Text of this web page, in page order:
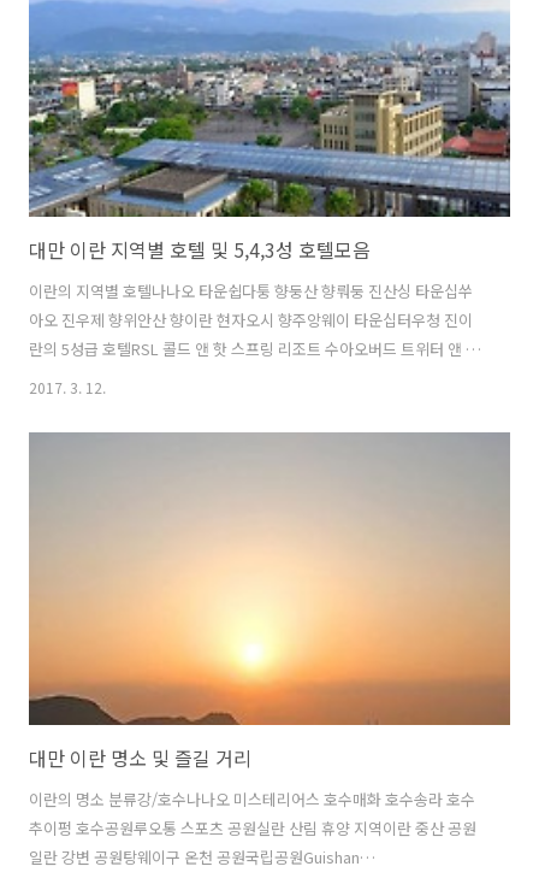
트 게이트헝춘 올드타운 이스트 게이트호우비후바(Bar)Moon 16 Bar박
물관/미술관국립 박물관 마린 바이올로지 앤 아쿠아리움병원/의료시설
Heng Chun Christian Ho..
대만 이란 지역별 호텔 및 5,4,3성 호텔모음
이란의 지역별 호텔나나오 타운쉽다퉁 향둥산 향뤄둥 진산싱 타운십쑤
아오 진우제 향위안산 향이란 현자오시 향주앙웨이 타운십터우청 진이
란의 5성급 호텔RSL 콜드 앤 핫 스프링 리조트 수아오버드 트위터 앤 프
래그런스 오브 플라워실크 플레이스 이랜에버그린 리조트 호텔 자오시
House Riverside B&B구안 시앙 센추리더 월든더블X 비앤비리조트 원
2017. 3. 12.
대만 이란 명소 및 즐길 거리
이란의 명소 분류강/호수나나오 미스테리어스 호수매화 호수송라 호수
추이펑 호수공원루오통 스포츠 공원실란 산림 휴양 지역이란 중산 공원
일란 강변 공원탕웨이구 온천 공원국립공원Guishan